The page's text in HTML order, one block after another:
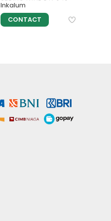
Inkalum
CONTACT